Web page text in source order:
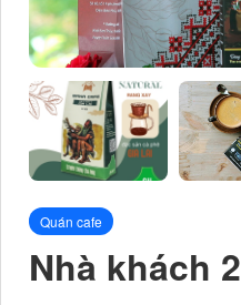
Quán cafe
Nhà khách 2